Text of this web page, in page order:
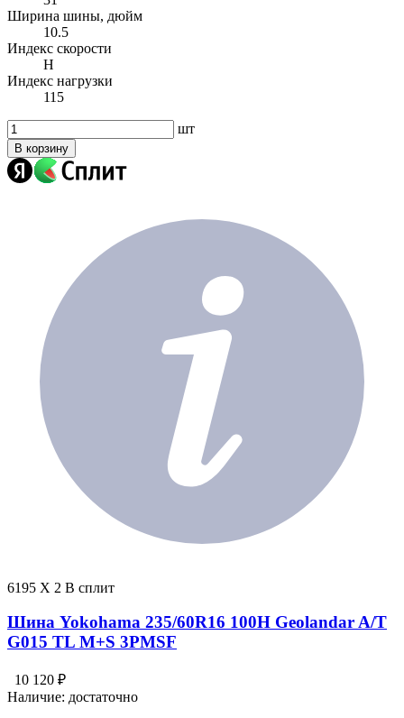
Ширина шины, дюйм
10.5
Индекс скорости
H
Индекс нагрузки
115
шт
В корзину
6195 X 2 В сплит
Шина Yokohama 235/60R16 100H Geolandar A/T
G015 TL M+S 3PMSF
10 120 ₽
Наличие: достаточно